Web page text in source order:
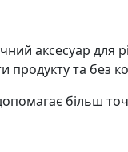
аксесуар для
та без
більш